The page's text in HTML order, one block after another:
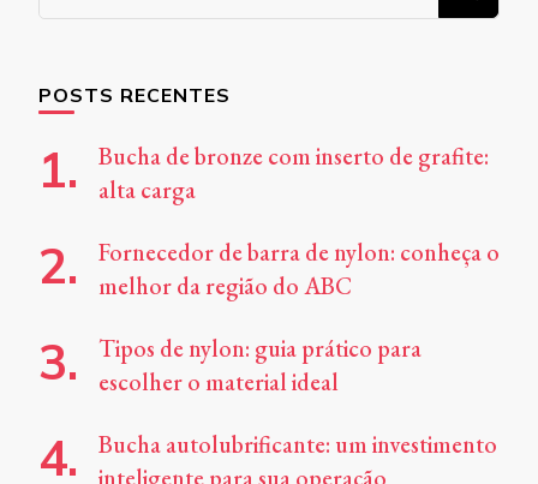
POSTS RECENTES
Bucha de bronze com inserto de grafite:
alta carga
Fornecedor de barra de nylon: conheça o
melhor da região do ABC
Tipos de nylon: guia prático para
escolher o material ideal
Bucha autolubrificante: um investimento
inteligente para sua operação